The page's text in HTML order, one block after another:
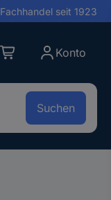
Fachhandel seit 1923
Konto
Suchen